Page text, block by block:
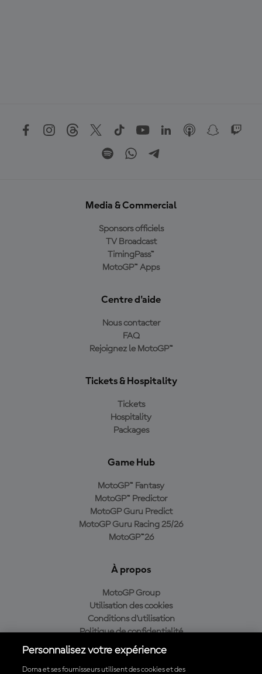
Media & Commercial
Sponsors officiels
TV Broadcast
TimingPass™
MotoGP™ Apps
Centre d'aide
Nous contacter
FAQ
Rejoignez le MotoGP™
Tickets & Hospitality
Tickets
Hospitality
Packages
Game Hub
MotoGP™ Fantasy
MotoGP™ Predictor
MotoGP Guru Predict
MotoGP Guru Racing 25/26
MotoGP™26
À propos
MotoGP Group
Utilisation des cookies
Conditions d'utilisation
Politique de confidentialité
Politique d’achat
Personnalisez votre expérience
Dorna et ses fournisseurs utilisent des cookies et des